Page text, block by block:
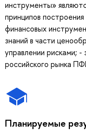
инструменты»
принципов
финансовых
знаний в части
управлении рисками;
российского рынка
Планируемые